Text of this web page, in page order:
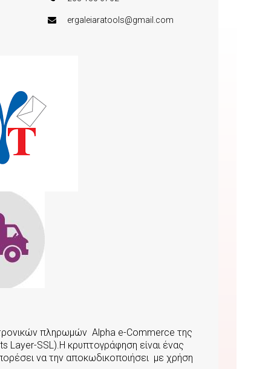
ergaleiaratools@gmail.com
πληρωμών Αlpha e-Commerce της
SSL).Η κρυπτογράφηση είναι ένας
να την αποκωδικοποιήσει με χρήση